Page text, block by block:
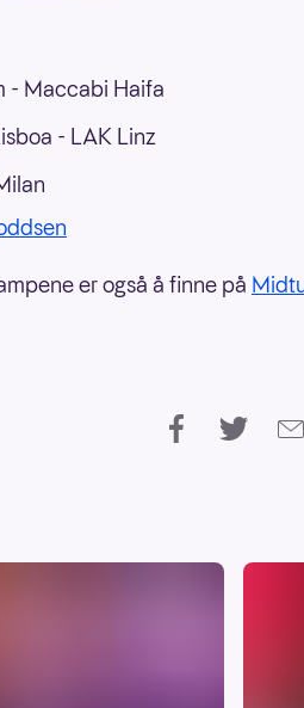
- Maccabi Haifa
- LAK Linz
er også å finne på